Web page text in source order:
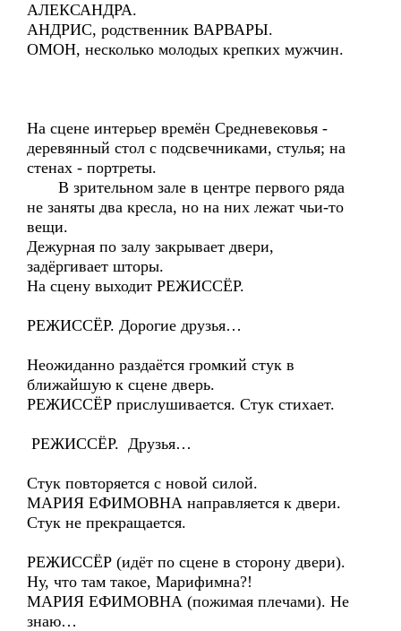
АЛЕКСАНДРА.
АНДРИС, родственник ВАРВАРЫ.
ОМОН, несколько молодых крепких мужчин.
На сцене интерьер времён Средневековья -
деревянный стол с подсвечниками, стулья; на
стенах - портреты.
В зрительном зале в центре первого ряда
не заняты два кресла, но на них лежат чьи-то
вещи.
Дежурная по залу закрывает двери,
задёргивает шторы.
На сцену выходит РЕЖИССЁР.
РЕЖИССЁР. Дорогие друзья…
Неожиданно раздаётся громкий стук в
ближайшую к сцене дверь.
РЕЖИССЁР прислушивается. Стук стихает.
РЕЖИССЁР. Друзья…
Стук повторяется с новой силой.
МАРИЯ ЕФИМОВНА направляется к двери.
Стук не прекращается.
РЕЖИССЁР (идёт по сцене в сторону двери).
Ну, что там такое, Марифимна?!
МАРИЯ ЕФИМОВНА (пожимая плечами). Не
знаю…